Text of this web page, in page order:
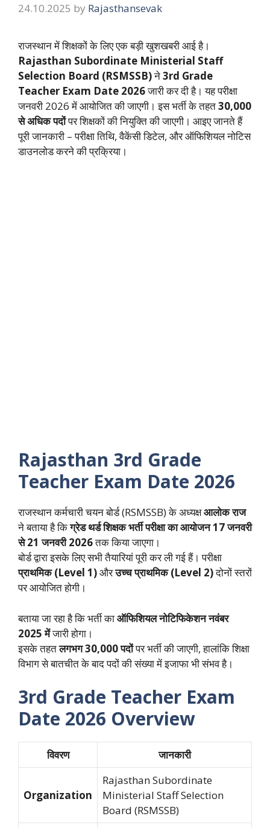
24.10.2025 by Rajasthansevak
राजस्थान में शिक्षकों के लिए एक बड़ी खुशखबरी आई है।
Rajasthan Subordinate Ministerial Staff
Selection Board (RSMSSB)ने3rd Grade
Teacher Exam Date 2026जारी कर दी है। यह परीक्षा
जनवरी 2026 में आयोजित की जाएगी। इस भर्ती के तहत30,000
से अधिक पदोंपर शिक्षकों की नियुक्ति की जाएगी। आइए जानते हैं
पूरी जानकारी – परीक्षा तिथि, वैकेंसी डिटेल, और ऑफिशियल नोटिस
डाउनलोड करने की प्रक्रिया।
Rajasthan 3rd Grade
Teacher Exam Date 2026
राजस्थान कर्मचारी चयन बोर्ड (RSMSSB) के अध्यक्षआलोक राज
ने बताया है किग्रेड थर्ड शिक्षक भर्ती परीक्षा का आयोजन 17 जनवरी
से 21 जनवरी 2026तक किया जाएगा।
बोर्ड द्वारा इसके लिए सभी तैयारियां पूरी कर ली गई हैं। परीक्षा
प्राथमिक (Level 1)औरउच्च प्राथमिक (Level 2)दोनों स्तरों
पर आयोजित होगी।
बताया जा रहा है कि भर्ती काऑफिशियल नोटिफिकेशन नवंबर
2025 मेंजारी होगा।
इसके तहतलगभग 30,000 पदोंपर भर्ती की जाएगी, हालांकि शिक्षा
विभाग से बातचीत के बाद पदों की संख्या में इजाफा भी संभव है।
3rd Grade Teacher Exam
Date 2026 Overview
विवरण जानकारी
Organization
Rajasthan Subordinate
Ministerial Staff Selection
Board (RSMSSB)